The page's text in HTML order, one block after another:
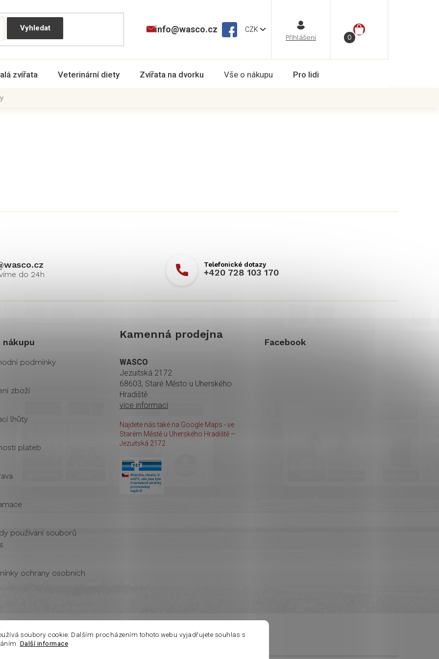
soubory cookie. Dalším procházením tohoto webu vyjadřujete souhlas s
Další informace
CZK NÁKUPNÍ
info@wasco.cz
zvířata Veterinární diety Zvířata na dvorku Vše o nákupu Pro lidi
wasco.cz
+420 728 103 170
nákupu
podmínky
zboží
lhůty
plateb
používání souborů
ochrany osobních
Kamenná prodejna
WASCO
Jezuitská 2172
68603, Staré Město u Uherského
Hradiště
více informací
Najdete nás také na Google Maps - ve
Starém Městě u Uherského Hradiště –
Jezuitská 2172.
Facebook